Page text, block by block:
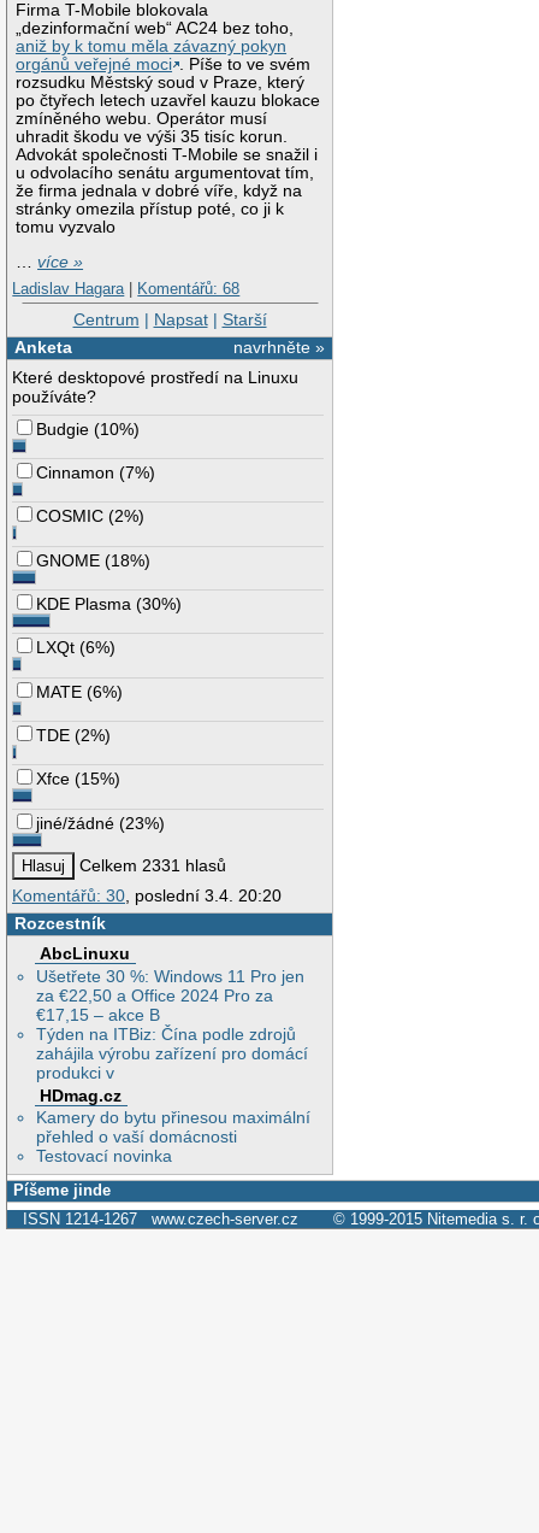
Firma T-Mobile blokovala
„dezinformační web“ AC24 bez toho,
aniž by k tomu měla závazný pokyn
orgánů veřejné moci . Píše to ve svém
rozsudku Městský soud v Praze, který
po čtyřech letech uzavřel kauzu blokace
zmíněného webu. Operátor musí
uhradit škodu ve výši 35 tisíc korun.
Advokát společnosti T-Mobile se snažil i
u odvolacího senátu argumentovat tím,
že firma jednala v dobré víře, když na
stránky omezila přístup poté, co ji k
tomu vyzvalo
…více »
Ladislav Hagara | Komentářů: 68
Centrum | Napsat| Starší
navrhněte »
Anketa
Které desktopové prostředí na Linuxu
používáte?
Budgie (10%)
Cinnamon (7%)
COSMIC (2%)
GNOME (18%)
KDE Plasma (30%)
LXQt (6%)
MATE (6%)
TDE (2%)
Xfce (15%)
jiné/žádné (23%)
Celkem 2331 hlasů
Komentářů: 30, poslední 3.4. 20:20
Rozcestník
AbcLinuxu
Ušetřete 30 %: Windows 11 Pro jen
za €22,50 a Office 2024 Pro za
€17,15 – akce B
Týden na ITBiz: Čína podle zdrojů
zahájila výrobu zařízení pro domácí
produkci v
HDmag.cz
Kamery do bytu přinesou maximální
přehled o vaší domácnosti
Testovací novinka
Píšeme jinde
ISSN 1214-1267 www.czech-server.cz © 1999-2015 Nitemedia s. r.